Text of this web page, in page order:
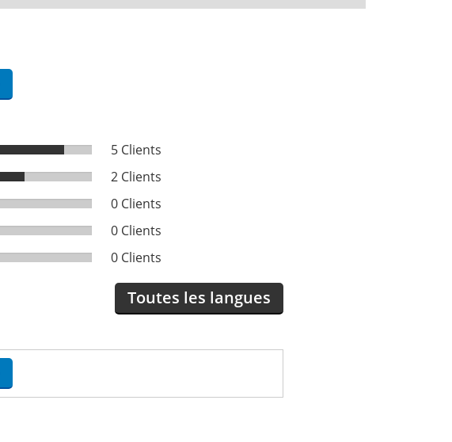
5 Clients
2 Clients
0 Clients
0 Clients
0 Clients
Toutes les langues